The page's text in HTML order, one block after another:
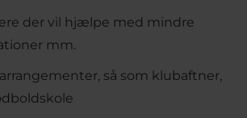
der vil hjælpe med mindre
mm.
så som klubaftner,